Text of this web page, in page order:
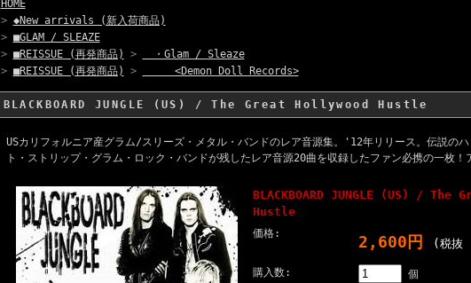
HOME
> ◆New arrivals (新入荷商品)
> ■GLAM / SLEAZE
> ■REISSUE (再発商品) >
・Glam / Sleaze
> ■REISSUE (再発商品) > <Demon Doll Records>
BLACKBOARD JUNGLE (US) / The Great Hollywood Hustle
USカリフォルニア産グラム/スリーズ・メタル・バンドのレア音源集。'12年リリース。伝説のハ
ト・ストリップ・グラム・ロック・バンドが残したレア音源20曲を収録したファン必携の一枚！
BLACKBOARD JUNGLE (US) / The
Hustle
価格: 2,600円 (税抜
購入数: 個